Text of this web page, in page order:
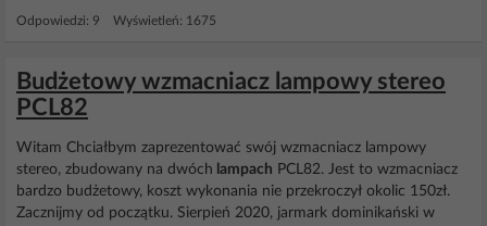
Odpowiedzi: 9 Wyświetleń: 1675
Budżetowy wzmacniacz lampowy stereo
PCL82
Witam Chciałbym zaprezentować swój wzmacniacz lampowy
stereo, zbudowany na dwóch lampach PCL82. Jest to wzmacniacz
bardzo budżetowy, koszt wykonania nie przekroczył okolic 150zł.
Zacznijmy od początku. Sierpień 2020, jarmark dominikański w